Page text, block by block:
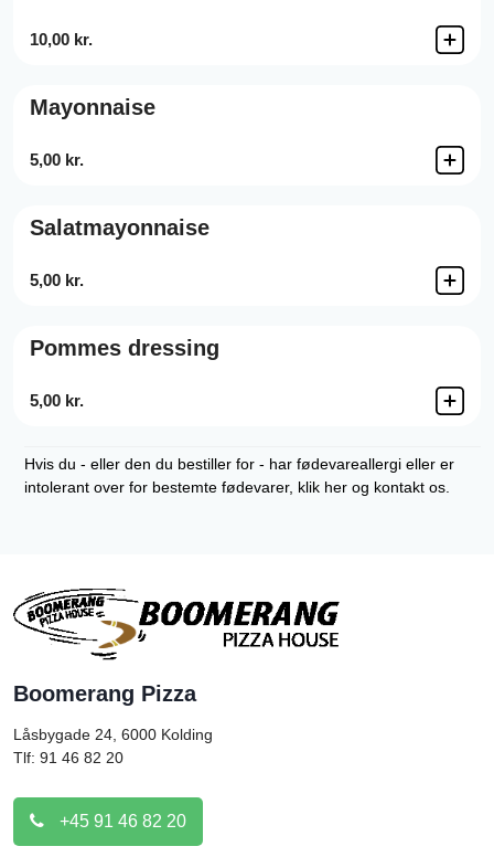
10,00 kr.
Mayonnaise
5,00 kr.
Salatmayonnaise
5,00 kr.
Pommes dressing
5,00 kr.
Hvis du - eller den du bestiller for - har fødevareallergi eller er
intolerant over for bestemte fødevarer, klik her og kontakt os.
Boomerang Pizza
Låsbygade 24, 6000 Kolding
Tlf: 91 46 82 20
+45 91 46 82 20